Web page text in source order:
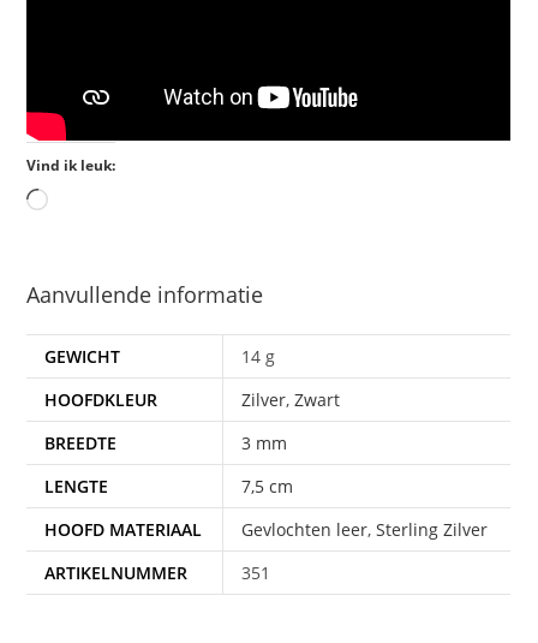
Vind ik leuk:
Aanvullende informatie
GEWICHT
14 g
HOOFDKLEUR
Zilver,Zwart
BREEDTE
3 mm
LENGTE
7,5 cm
HOOFD MATERIAAL
Gevlochten leer,Sterling Zilver
ARTIKELNUMMER
351